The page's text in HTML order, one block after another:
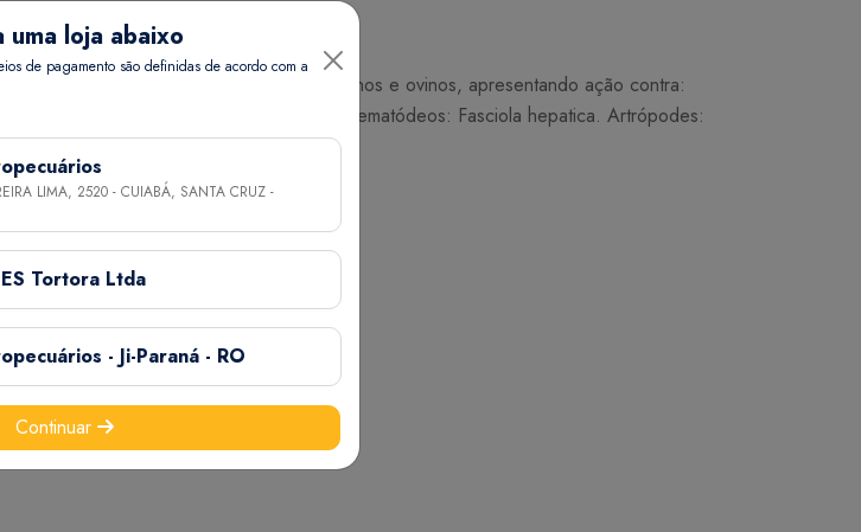
e ectoparasitoses dos bovinos e ovinos, apresentando ação contra:
spp e Oesophagostomum spp. Trematódeos: Fasciola hepatica. Artrópodes:
de peso vivo.
de peso vivo.
única.
Médico Veterinário.
uma loja abaixo
de pagamento são definidas de acordo com a
LIMA, 2520 - CUIABÁ, SANTA CRUZ -
Tortora Ltda
- Ji-Paraná - RO
Continuar